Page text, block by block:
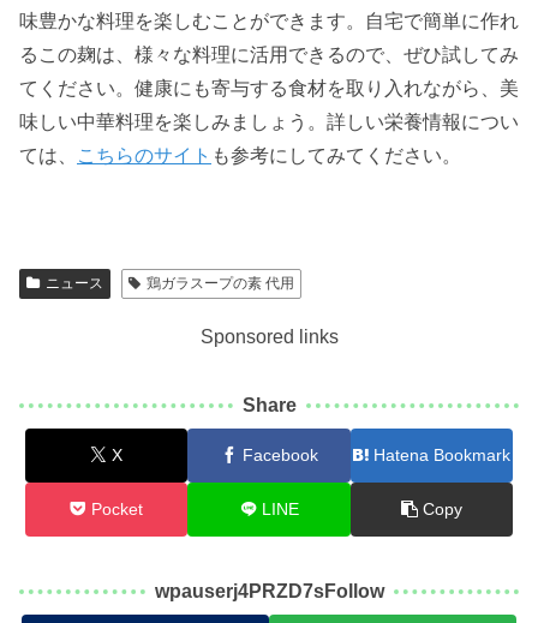
味豊かな料理を楽しむことができます。自宅で簡単に作れ
るこの麹は、様々な料理に活用できるので、ぜひ試してみ
てください。健康にも寄与する食材を取り入れながら、美
味しい中華料理を楽しみましょう。詳しい栄養情報につい
ては、
こちらのサイト も参考にしてみてください。
ニュース 鶏ガラスープの素 代用
Sponsored links
Share
X Facebook Hatena Bookmark
Pocket LINE Copy
wpauserj4PRZD7sFollow